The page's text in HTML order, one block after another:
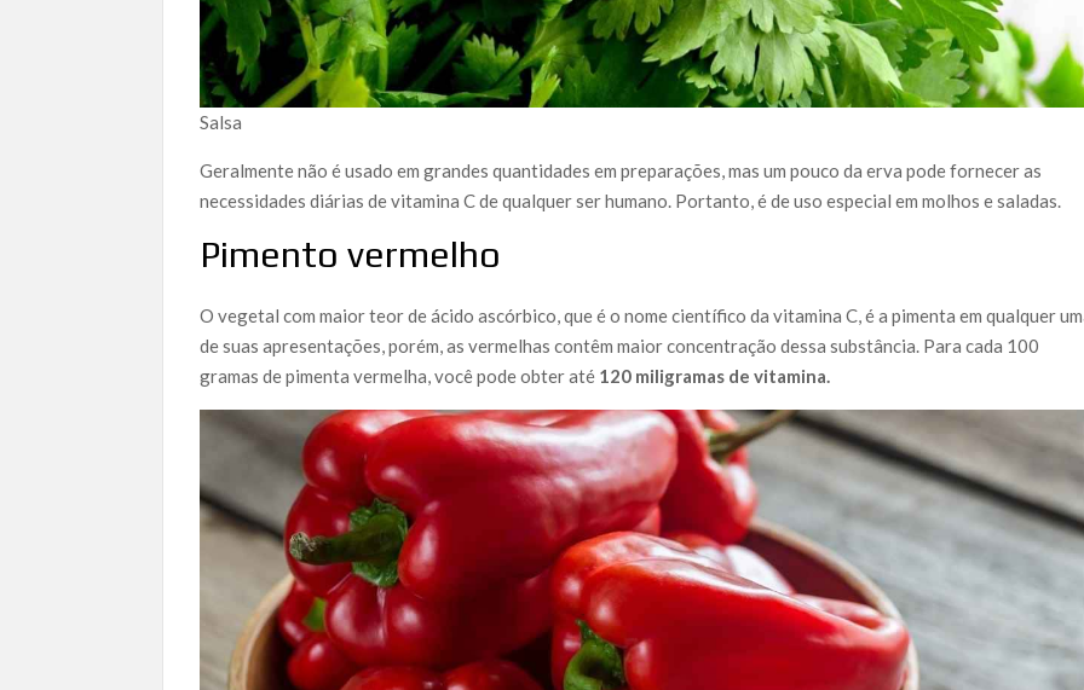
Salsa
Geralmente não é usado em grandes quantidades em preparações, mas um pouco da erva pode fornecer as
necessidades diárias de vitamina C de qualquer ser humano. Portanto, é de uso especial em molhos e saladas.
Pimento vermelho
O vegetal com maior teor de ácido ascórbico, que é o nome científico da vitamina C, é a pimenta em qualquer
de suas apresentações, porém, as vermelhas contêm maior concentração dessa substância. Para cada 100
gramas de pimenta vermelha, você pode obter até 120 miligramas de vitamina.